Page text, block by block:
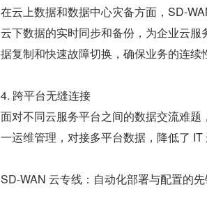
在云上数据和数据中心灾备方面，SD-
云下数据的实时同步和备份，为企业云
据复制和快速故障切换，确保业务的连续
4. 跨平台无缝连接
面对不同云服务平台之间的数据交流难
一运维管理，对接多平台数据，降低了 IT
SD-WAN 云专线：自动化部署与配置的